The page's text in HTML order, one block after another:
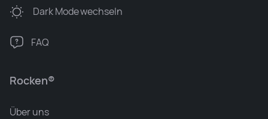
Rocken®
Über uns
Dark Modewechseln
FAQ